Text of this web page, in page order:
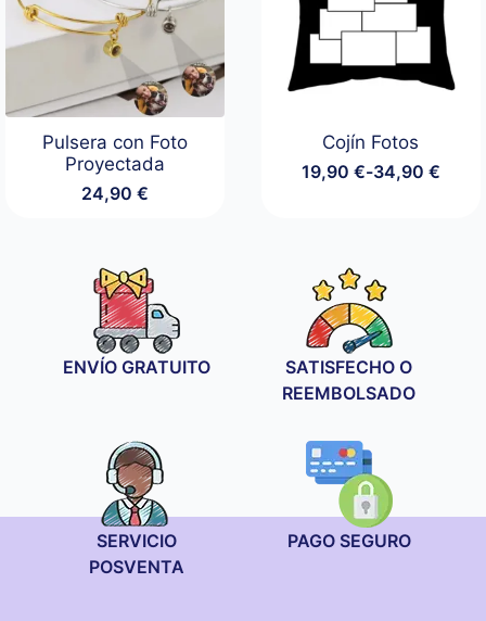
Pulsera con Foto
Proyectada
24,90€
Cojín Fotos
19,90 €-34,90 €
Rango
hasta
34,90 €
ENVÍO GRATUITO
SATISFECHO O
REEMBOLSADO
SERVICIO
POSVENTA
PAGO SEGURO